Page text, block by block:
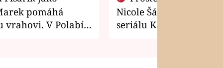
pomáhá
vrahovi. V Polabí
Nicole Šáchová získala
seriálu Kamarádi